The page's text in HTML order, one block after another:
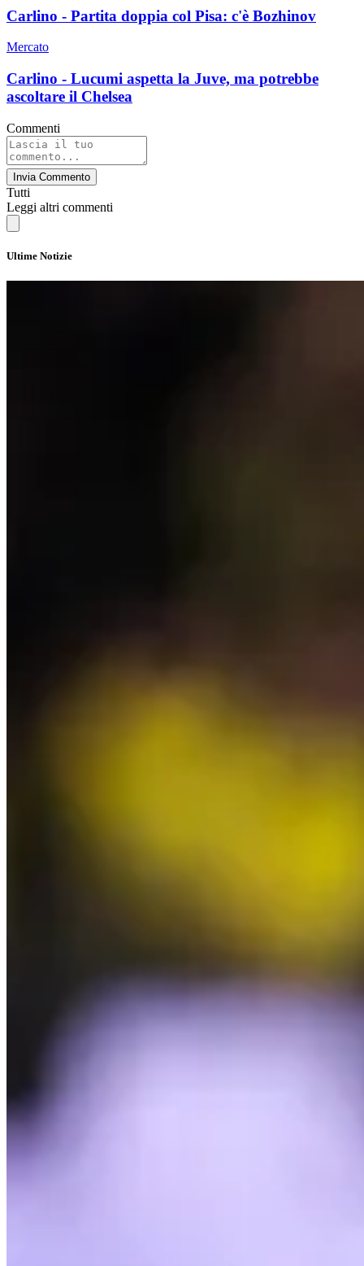
Carlino - Partita doppia col Pisa: c'è Bozhinov
Mercato
Carlino - Lucumi aspetta la Juve, ma potrebbe
ascoltare il Chelsea
Commenti
Invia Commento
Tutti
Leggi altri commenti
Ultime Notizie